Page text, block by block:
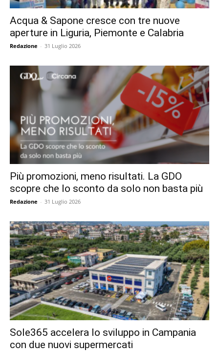
Acqua & Sapone cresce con tre nuove
aperture in Liguria, Piemonte e Calabria
Redazione - 31 Luglio 2026
Più promozioni, meno risultati. La GDO
scopre che lo sconto da solo non basta più
Redazione - 31 Luglio 2026
Sole365 accelera lo sviluppo in Campania
con due nuovi supermercati